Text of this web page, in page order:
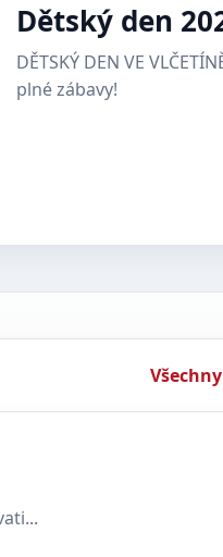
Dětský den
DĚTSKÝ DEN VE
plné zábavy!